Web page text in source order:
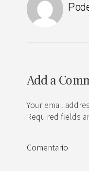
Add a
Your email
Required fields
Comentario